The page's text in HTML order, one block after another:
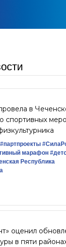
в
спортивных
#партпроекты
марафон
Республика
оценил
в пяти